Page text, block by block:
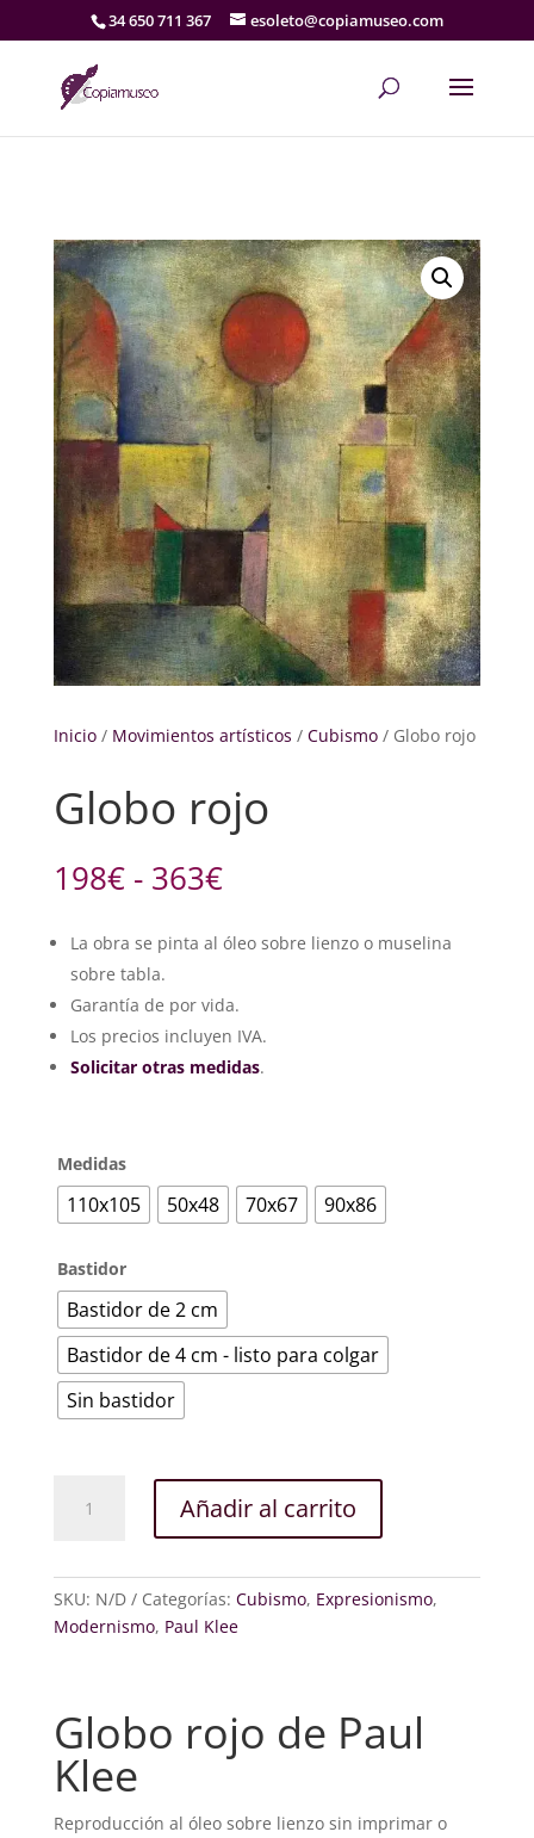
34 650 711 367 esoleto@copiamuseo.com
Inicio/ Movimientos artísticos / Cubismo/ Globo rojo
Globo rojo
198€ - 363€Rango
de
precios:
desde
hasta
363€
La obra se pinta al óleo sobre lienzo o muselina
sobre tabla.
Garantía de por vida.
Los precios incluyen IVA.
Solicitar otras medidas.
Medidas
110x105 50x48 70x67 90x86
Bastidor
Bastidor de 2 cm
Bastidor de 4 cm - listo para colgar
Sin bastidor
Añadir al carrito
SKU: N/D Categorías: Cubismo, Expresionismo,
Modernismo, Paul Klee
Globo rojo de Paul
Klee
Reproducción al óleo sobre lienzo sin imprimar o